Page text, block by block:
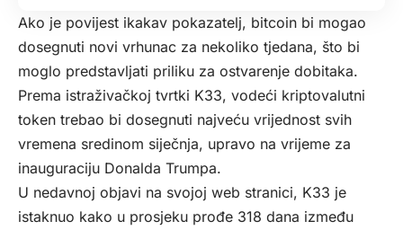
Ako je povijest ikakav pokazatelj, bitcoin bi mogao
dosegnuti novi vrhunac za nekoliko tjedana, što bi
moglo predstavljati priliku za ostvarenje dobitaka.
Prema istraživačkoj tvrtki K33, vodeći kriptovalutni
token trebao bi dosegnuti najveću vrijednost svih
vremena sredinom siječnja, upravo na vrijeme za
inauguraciju Donalda Trumpa.
U nedavnoj objavi na svojoj web stranici, K33 je
istaknuo kako u prosjeku prođe 318 dana između